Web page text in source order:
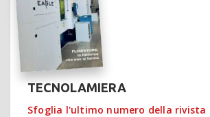
TECNOLAMIERA
Sfoglia l'ultimo numero della rivista